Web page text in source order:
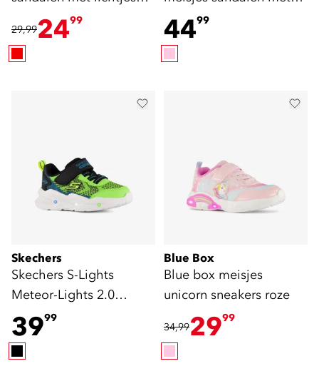
zwart rood
29,992499
lichtjes
4499
Skechers
Skechers S-Lights
Meteor-Lights 2.0
jongens sneakers groen
3999
Blue Box
Blue box meisjes
unicorn sneakers roze
34,992999